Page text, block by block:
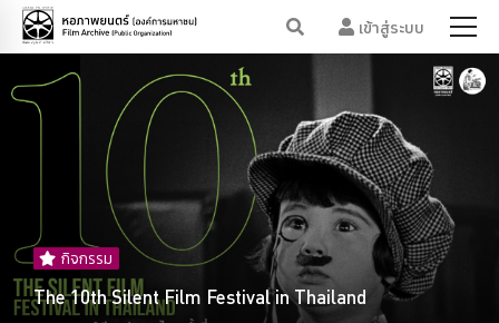
เข้าสู่ระบบ
กิจกรรม
The 10th Silent Film Festival in Thailand